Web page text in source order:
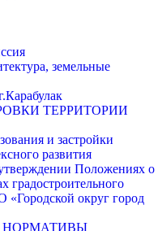
земельные
ТЕРРИТОРИИ
и застройки
развития
Положениях о
градостроительного
«Городской округ город
НОРМАТИВЫ